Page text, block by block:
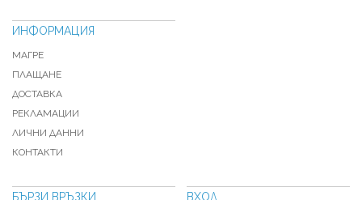
ИНФОРМАЦИЯ
МАГРЕ
ПЛАЩАНЕ
ДОСТАВКА
РЕКЛАМАЦИИ
ЛИЧНИ ДАННИ
КОНТАКТИ
БЪРЗИ ВРЪЗКИ ВХОД